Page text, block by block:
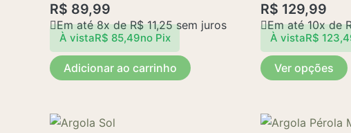
R$ 89,99
Em até 8x deR$11,25sem juros
À vistaR$ 85,49no Pix
Adicionar ao carrinho
R$ 129,99
Em até 10x de
À vistaR$
Ver opções